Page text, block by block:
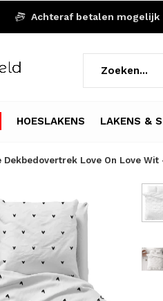
HOESLAKENS LAKENS &
Achteraf betalen mogelijk
Dekbedovertrek Love On Love